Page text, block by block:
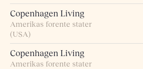
Copenhagen Living
Amerikas forente stater
(USA)
Copenhagen Living
Amerikas forente stater